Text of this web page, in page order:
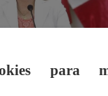
que el aumento del
se aplique desde 2026
para